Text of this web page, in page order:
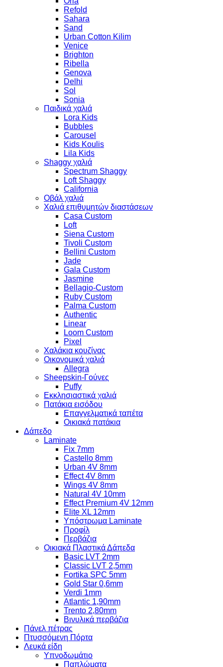
Refold
Sahara
Sand
Urban Cotton Kilim
Venice
Brighton
Ribella
Genova
Delhi
Sol
Sonia
Παιδικά χαλιά
Lora Kids
Bubbles
Carousel
Kids Koulis
Lila Kids
Shaggy χαλιά
Spectrum Shaggy
Loft Shaggy
California
Οβάλ χαλιά
Χαλιά επιθυμητών διαστάσεων
Casa Custom
Loft
Siena Custom
Tivoli Custom
Bellini Custom
Jade
Gala Custom
Jasmine
Bellagio-Custom
Ruby Custom
Palma Custom
Authentic
Linear
Loom Custom
Pixel
Χαλάκια κουζίνας
Οικονομικά χαλιά
Allegra
Sheepskin-Γούνες
Puffy
Εκκλησιαστικά χαλιά
Πατάκια εισόδου
Επαγγελματικά ταπέτα
Οικιακά πατάκια
Δάπεδο
Laminate
Fix 7mm
Castello 8mm
Urban 4V 8mm
Effect 4V 8mm
Wings 4V 8mm
Natural 4V 10mm
Effect Premium 4V 12mm
Elite XL 12mm
Υπόστρωμα Laminate
Προφίλ
Περβάζια
Οικιακά Πλαστικά Δάπεδα
Basic LVT 2mm
Classic LVT 2,5mm
Fortika SPC 5mm
Gold Star 0,6mm
Verdi 1mm
Atlantic 1,90mm
Trento 2,80mm
Βινυλικά περβάζια
Πάνελ πέτρας
Πτυσσόμενη Πόρτα
Λευκά είδη
Υπνοδωμάτιο
Παπλώματα